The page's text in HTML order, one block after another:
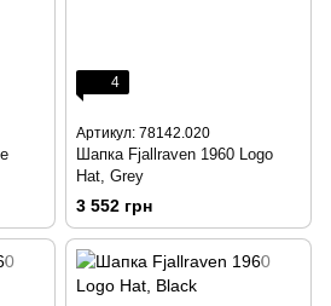
4
Артикул: 78142.020
Шапка Fjallraven 1960 Logo
Hat, Grey
3 552 грн